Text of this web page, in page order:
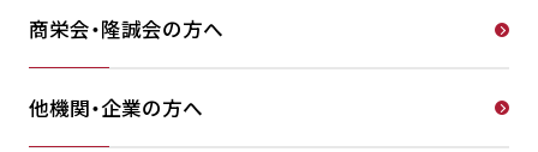
商栄会・隆誠会の方へ
他機関・企業の方へ